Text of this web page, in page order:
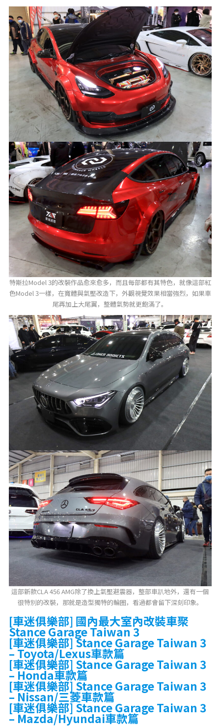
特斯拉Model 3的改裝作品愈來愈多，而且每部都有其特色，就像這部紅
色Model 3一樣，在寬體與氣壓改造下，外觀視覺效果相當強烈，如果車
尾再加上大尾翼，整體氣勢就更飽滿了。
這部新款CLA 456 AMG除了換上氣壓避震器，整部車趴地外，還有一個
很特別的改裝，那就是造型獨特的輪圈，看過都會留下深刻印象。
[車迷俱樂部] 國內最大室內改裝車聚
Stance Garage Taiwan 3
[車迷俱樂部] Stance Garage Taiwan 3
– Toyota/Lexus車款篇
[車迷俱樂部] Stance Garage Taiwan 3
– Honda車款篇
[車迷俱樂部] Stance Garage Taiwan 3
– Nissan/三菱車款篇
[車迷俱樂部] Stance Garage Taiwan 3
– Mazda/Hyundai車款篇